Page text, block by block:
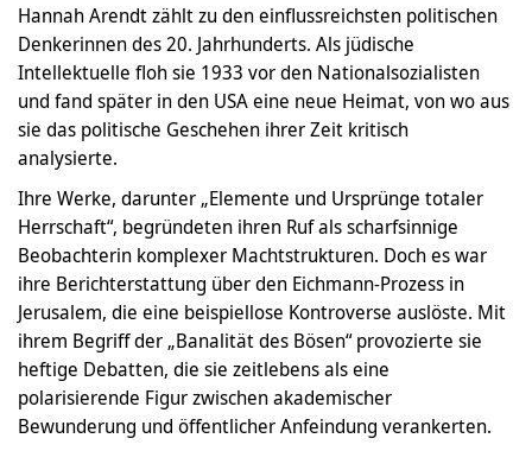
Hannah Arendt zählt zu den einflussreichsten politischen
Denkerinnen des 20. Jahrhunderts. Als jüdische
Intellektuelle floh sie 1933 vor den Nationalsozialisten
und fand später in den USA eine neue Heimat, von wo aus
sie das politische Geschehen ihrer Zeit kritisch
analysierte.
Ihre Werke, darunter „Elemente und Ursprünge totaler
Herrschaft“, begründeten ihren Ruf als scharfsinnige
Beobachterin komplexer Machtstrukturen. Doch es war
ihre Berichterstattung über den Eichmann-Prozess in
Jerusalem, die eine beispiellose Kontroverse auslöste. Mit
ihrem Begriff der „Banalität des Bösen“ provozierte sie
heftige Debatten, die sie zeitlebens als eine
polarisierende Figur zwischen akademischer
Bewunderung und öffentlicher Anfeindung verankerten.